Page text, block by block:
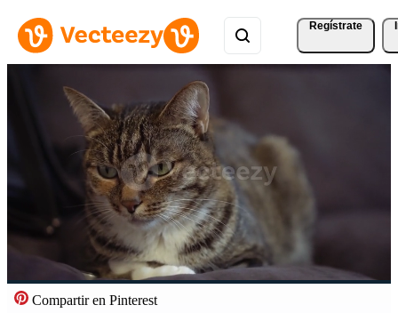
Regístrate
Compartir en Pinterest